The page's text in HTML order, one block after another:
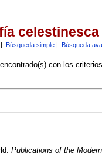
celestinesca
Búsqueda simple| Búsqueda
con los
Publications of the